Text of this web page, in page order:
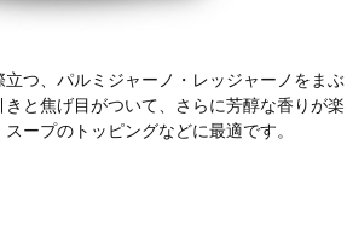
つ、パルミジャーノ・レッジャーノをま
と焦げ目がついて、さらに芳醇な香りが
ープのトッピングなどに最適です。